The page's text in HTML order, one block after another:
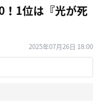
！1位は『光が死
2025年07月26日 18:00